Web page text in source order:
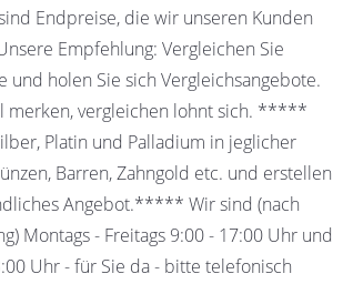
Endpreise, die wir unseren Kunden
Empfehlung: Vergleichen Sie
und holen Sie sich Vergleichsangebote.
merken, vergleichen lohnt sich. *****
Platin und Palladium in jeglicher
Barren, Zahngold etc. und erstellen
Angebot.***** Wir sind (nach
Montags - Freitags 9:00 - 17:00 Uhr und
Uhr - für Sie da - bitte telefonisch